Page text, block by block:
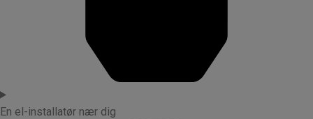
En el-installatør nær dig